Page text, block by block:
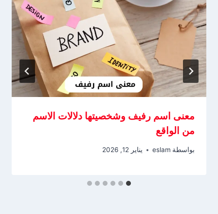
معنى اسم رفيف وشخصيتها دلالات الاسم
من الواقع
بواسطة eslam يناير 12, 2026